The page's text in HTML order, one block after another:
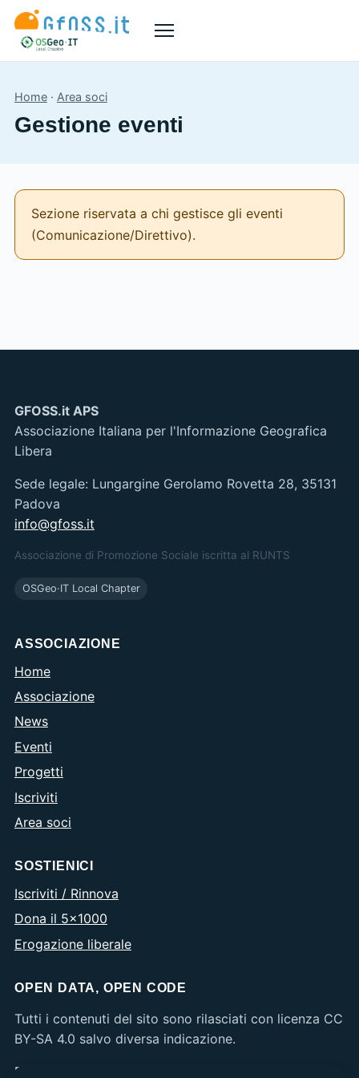
Menù
Home· Area soci
Gestione eventi
Sezione riservata a chi gestisce gli eventi
(Comunicazione/Direttivo).
GFOSS.it APS
Associazione Italiana per l'Informazione Geografica
Libera
Sede legale: Lungargine Gerolamo Rovetta 28, 35131
Padova
info@gfoss.it
Associazione di Promozione Sociale iscritta al RUNTS
OSGeo·IT Local Chapter
ASSOCIAZIONE
Home
Associazione
News
Eventi
Progetti
Iscriviti
Area soci
SOSTIENICI
Iscriviti / Rinnova
Dona il 5×1000
Erogazione liberale
OPEN DATA, OPEN CODE
Tutti i contenuti del sito sono rilasciati con licenza CC
BY-SA 4.0 salvo diversa indicazione.
Privacy